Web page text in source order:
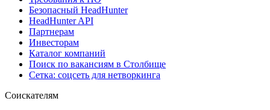
Безопасный HeadHunter
HeadHunter API
Партнерам
Инвесторам
Каталог компаний
Поиск по вакансиям в Столбище
Сетка: соцсеть для нетворкинга
Соискателям